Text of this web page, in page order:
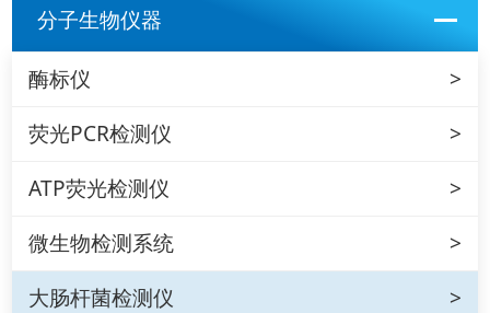
分子生物仪器
酶标仪
荧光PCR检测仪
ATP荧光检测仪
微生物检测系统
大肠杆菌检测仪